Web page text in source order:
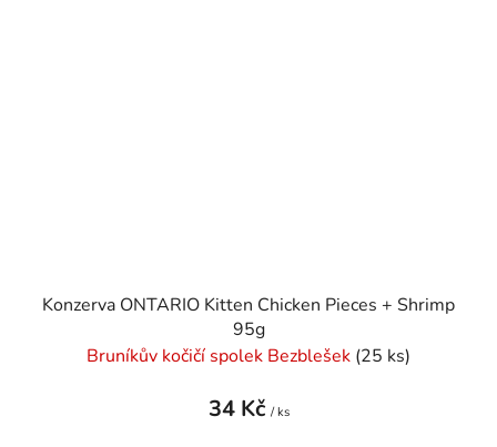
Konzerva ONTARIO Kitten Chicken Pieces + Shrimp
95g
Bruníkův kočičí spolek Bezblešek (25 ks)
34 Kč / ks